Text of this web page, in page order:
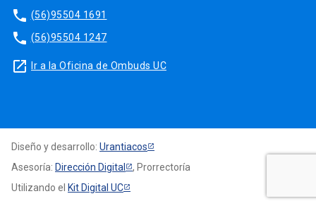
phone (56)95504 1691
phone (56)95504 1247
launch Ir a la Oficina de Ombuds UC
Diseño y desarrollo: Urantiacos
Asesoría: Dirección Digital
, Prorrectoría
Utilizando el Kit Digital UC